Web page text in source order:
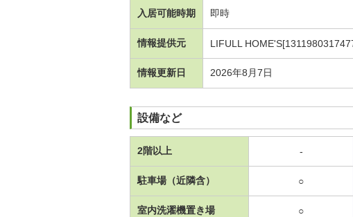
入居可能時期 即時
情報提供元 LIFULL
情報更新日 2026年8月7日
設備など
2階以上 -
駐車場（近隣含） ○
室内洗濯機置き場 ○